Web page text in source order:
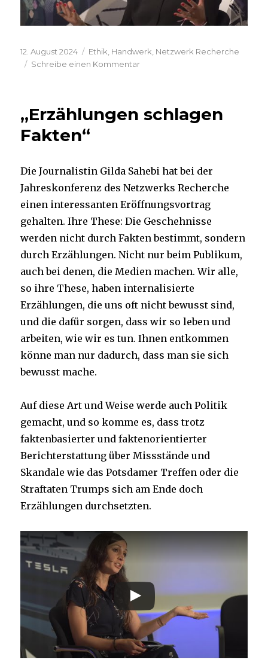
Veröffentlicht
am
12. August 2024 Kategorien
Ethik Handwerk Netzwerk Recherche
Schreibe einen Kommentarzu
ausgewogen
berichten?
„Erzählungen schlagen
Fakten“
Die Journalistin Gilda Sahebi hat bei der
Jahreskonferenz des Netzwerks Recherche
einen interessanten Eröffnungsvortrag
gehalten. Ihre These: Die Geschehnisse
werden nicht durch Fakten bestimmt, sondern
durch Erzählungen. Nicht nur beim Publikum,
auch bei denen, die Medien machen. Wir alle,
so ihre These, haben internalisierte
Erzählungen, die uns oft nicht bewusst sind,
und die dafür sorgen, dass wir so leben und
arbeiten, wie wir es tun. Ihnen entkommen
könne man nur dadurch, dass man sie sich
bewusst mache.
Auf diese Art und Weise werde auch Politik
gemacht, und so komme es, dass trotz
faktenbasierter und faktenorientierter
Berichterstattung über Missstände und
Skandale wie das Potsdamer Treffen oder die
Straftaten Trumps sich am Ende doch
Erzählungen durchsetzten.